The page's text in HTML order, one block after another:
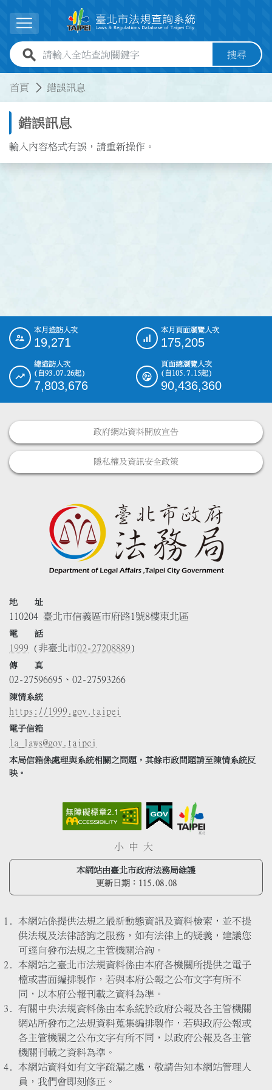
展開選單
全站查詢關鍵字欄位 搜尋
首頁 錯誤訊息
錯誤訊息
輸入內容格式有誤，請重新操作。
::: 本月造訪人次
19,271
本月頁面瀏覽人次
175,205
總造訪人次
(自93.07.26起)
7,803,676
頁面總瀏覽人次
(自105.7.15起)
90,436,360
政府網站資料開放宣告
隱私權及資訊安全政策
地 址
110204 臺北市信義區市府路1號8樓東北區
電 話
1999 (非臺北市02-27208889)
傳 真
02-27596695、02-27593266
陳情系統
https://1999.gov.taipei
電子信箱
la_laws@gov.taipei
本局信箱係處理與系統相關之問題，其餘市政問題請至陳情系統反
映。
小 中 大
本網站由臺北市政府法務局維護
更新日期： 115.08.08
本網站係提供法規之最新動態資訊及資料檢索，並不提
供法規及法律諮詢之服務，如有法律上的疑義，建議您
可逕向發布法規之主管機關洽詢。
本網站之臺北市法規資料係由本府各機關所提供之電子
檔或書面編排製作，若與本府公報之公布文字有所不
同，以本府公報刊載之資料為準。
有關中央法規資料係由本系統於政府公報及各主管機關
網站所發布之法規資料蒐集編排製作，若與政府公報或
各主管機關之公布文字有所不同，以政府公報及各主管
機關刊載之資料為準。
本網站資料如有文字疏漏之處，敬請告知本網站管理人
員，我們會即刻修正。